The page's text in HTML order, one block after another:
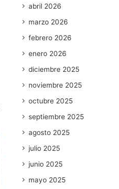
abril 2026
marzo 2026
febrero 2026
enero 2026
diciembre 2025
noviembre 2025
octubre 2025
septiembre 2025
agosto 2025
julio 2025
junio 2025
mayo 2025